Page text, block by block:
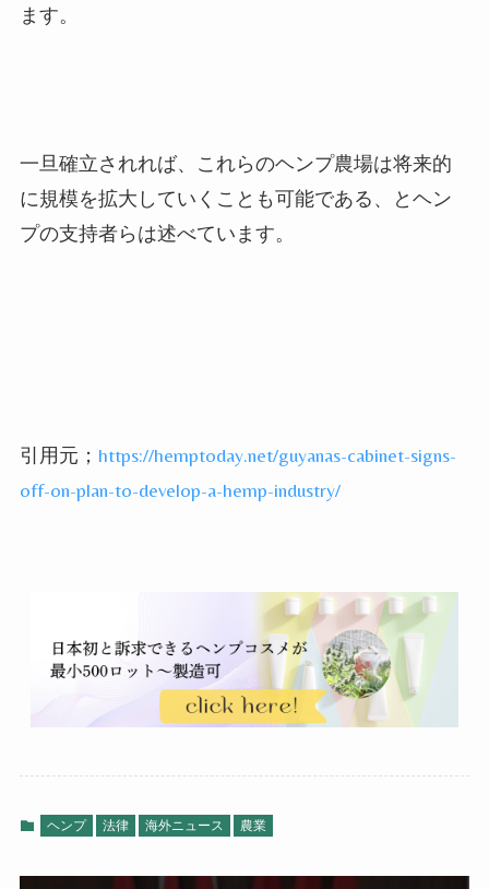
ます。
一旦確立されれば、これらのヘンプ農場は将来的
に規模を拡大していくことも可能である、とヘン
プの支持者らは述べています。
引用元； https://hemptoday.net/guyanas-cabinet-signs-
off-on-plan-to-develop-a-hemp-industry/
ヘンプ 法律 海外ニュース 農業